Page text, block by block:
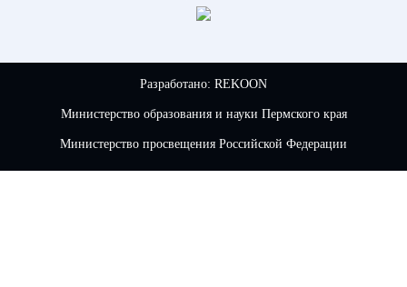
Разработано: REKOON
Министерство образования и науки Пермского края
Министерство просвещения Российской Федерации